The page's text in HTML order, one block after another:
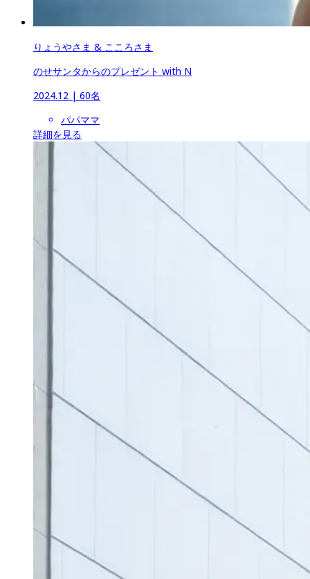
りょうやさま & こころさま
のせサンタからのプレゼント with N
2024.12 | 60名
パパママ
詳細を見る